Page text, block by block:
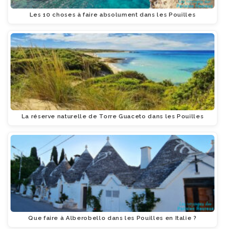
Les 10 choses à faire absolument dans les Pouilles
La réserve naturelle de Torre Guaceto dans les Pouilles
Que faire à Alberobello dans les Pouilles en Italie ?